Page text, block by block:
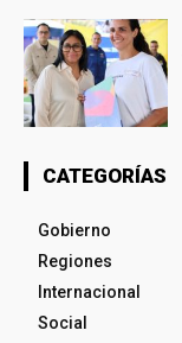
CATEGORÍAS
Gobierno
Regiones
Internacional
Social